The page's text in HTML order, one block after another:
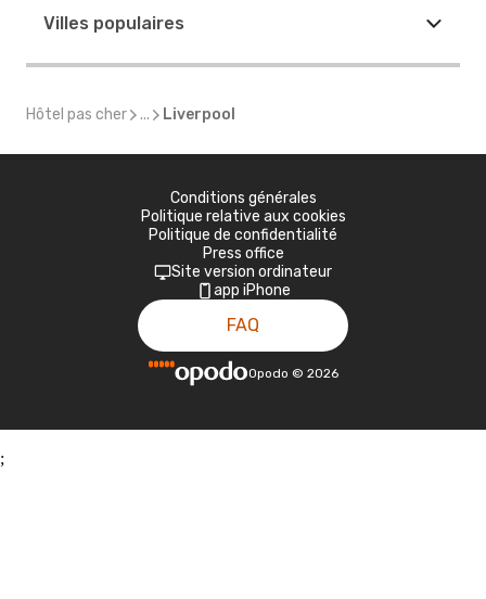
Villes populaires
Hôtel pas cher ... Liverpool
Conditions générales
Politique relative aux cookies
Politique de confidentialité
Press office
Site version ordinateur
app iPhone
FAQ
Opodo © 2026
;